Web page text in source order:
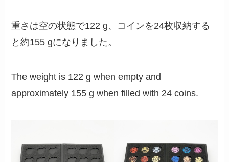
重さは空の状態で122 g、コインを24枚収納する
と約155 gになりました。
The weight is 122 g when empty and
approximately 155 g when filled with 24 coins.